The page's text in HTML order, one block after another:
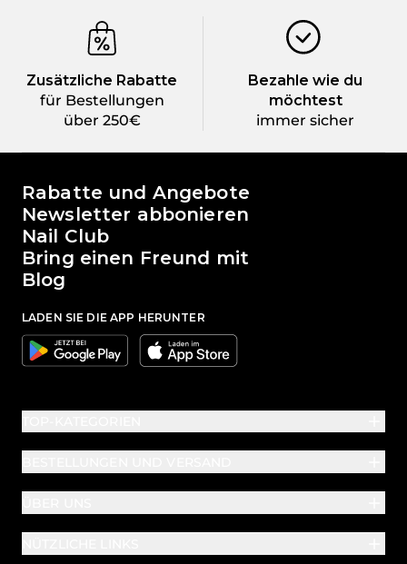
Zusätzliche Rabatte
für Bestellungen
über 250€
Bezahle wie du
möchtest
immer sicher
Die Welt von Passione Beauty
Rabatte und Angebote
Newsletter abbonieren
Nail Club
Bring einen Freund mit
Blog
LADEN SIE DIE APP HERUNTER
Google Apple